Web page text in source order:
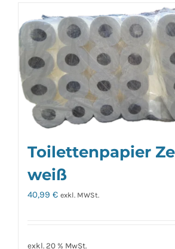
Toilettenpapier
weiß
40,99 € exkl. MWSt.
exkl. 20 % MwSt.